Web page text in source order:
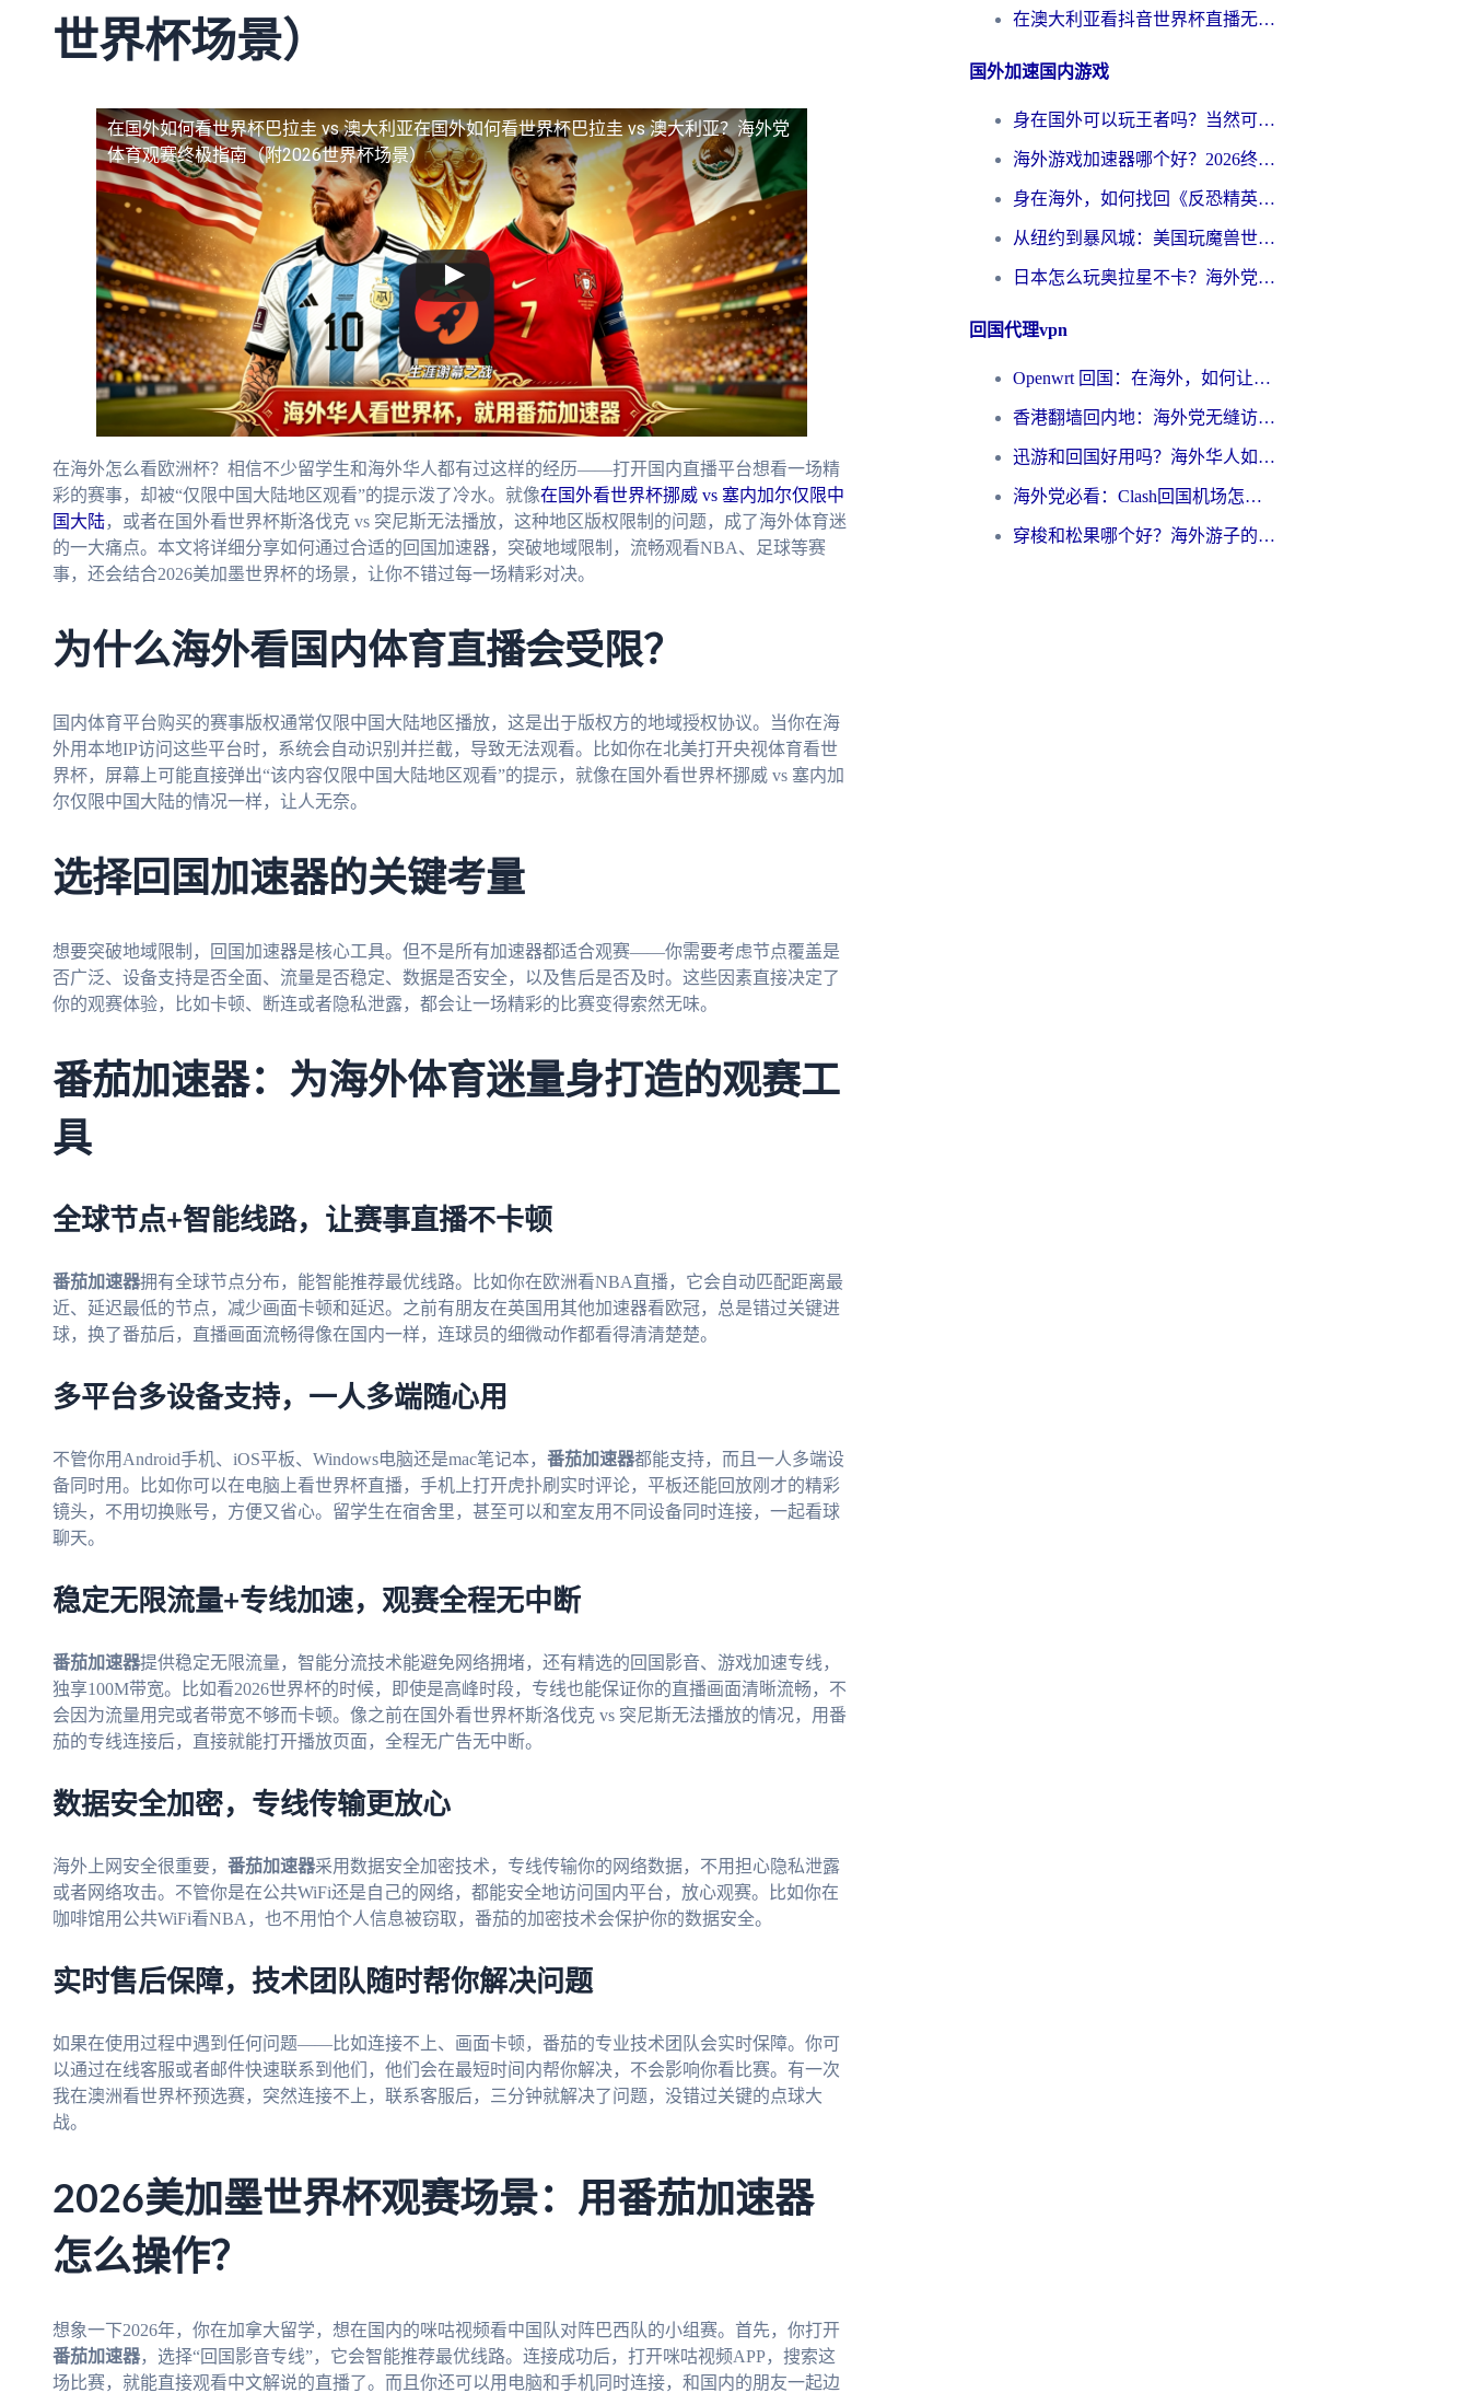
世界杯场景）
在国外如何看世界杯巴拉圭 vs 澳大利亚在国外如何看世界杯巴拉圭 vs 澳大利亚？海外党
体育观赛终极指南（附2026世界杯场景）
在海外怎么看欧洲杯？相信不少留学生和海外华人都有过这样的经历——打开国内直播平台想看一场精
彩的赛事，却被“仅限中国大陆地区观看”的提示泼了冷水。就像在国外看世界杯挪威 vs 塞内加尔仅限中
国大陆，或者在国外看世界杯斯洛伐克 vs 突尼斯无法播放，这种地区版权限制的问题，成了海外体育迷
的一大痛点。本文将详细分享如何通过合适的回国加速器，突破地域限制，流畅观看NBA、足球等赛
事，还会结合2026美加墨世界杯的场景，让你不错过每一场精彩对决。
为什么海外看国内体育直播会受限？
国内体育平台购买的赛事版权通常仅限中国大陆地区播放，这是出于版权方的地域授权协议。当你在海
外用本地IP访问这些平台时，系统会自动识别并拦截，导致无法观看。比如你在北美打开央视体育看世
界杯，屏幕上可能直接弹出“该内容仅限中国大陆地区观看”的提示，就像在国外看世界杯挪威 vs 塞内加
尔仅限中国大陆的情况一样，让人无奈。
选择回国加速器的关键考量
想要突破地域限制，回国加速器是核心工具。但不是所有加速器都适合观赛——你需要考虑节点覆盖是
否广泛、设备支持是否全面、流量是否稳定、数据是否安全，以及售后是否及时。这些因素直接决定了
你的观赛体验，比如卡顿、断连或者隐私泄露，都会让一场精彩的比赛变得索然无味。
番茄加速器：为海外体育迷量身打造的观赛工
具
全球节点+智能线路，让赛事直播不卡顿
番茄加速器拥有全球节点分布，能智能推荐最优线路。比如你在欧洲看NBA直播，它会自动匹配距离最
近、延迟最低的节点，减少画面卡顿和延迟。之前有朋友在英国用其他加速器看欧冠，总是错过关键进
球，换了番茄后，直播画面流畅得像在国内一样，连球员的细微动作都看得清清楚楚。
多平台多设备支持，一人多端随心用
不管你用Android手机、iOS平板、Windows电脑还是mac笔记本， 番茄加速器都能支持，而且一人多端设
备同时用。比如你可以在电脑上看世界杯直播，手机上打开虎扑刷实时评论，平板还能回放刚才的精彩
镜头，不用切换账号，方便又省心。留学生在宿舍里，甚至可以和室友用不同设备同时连接，一起看球
聊天。
稳定无限流量+专线加速，观赛全程无中断
番茄加速器提供稳定无限流量，智能分流技术能避免网络拥堵，还有精选的回国影音、游戏加速专线，
独享100M带宽。比如看2026世界杯的时候，即使是高峰时段，专线也能保证你的直播画面清晰流畅，不
会因为流量用完或者带宽不够而卡顿。像之前在国外看世界杯斯洛伐克 vs 突尼斯无法播放的情况，用番
茄的专线连接后，直接就能打开播放页面，全程无广告无中断。
数据安全加密，专线传输更放心
海外上网安全很重要， 番茄加速器采用数据安全加密技术，专线传输你的网络数据，不用担心隐私泄露
或者网络攻击。不管你是在公共WiFi还是自己的网络，都能安全地访问国内平台，放心观赛。比如你在
咖啡馆用公共WiFi看NBA，也不用怕个人信息被窃取，番茄的加密技术会保护你的数据安全。
实时售后保障，技术团队随时帮你解决问题
如果在使用过程中遇到任何问题——比如连接不上、画面卡顿，番茄的专业技术团队会实时保障。你可
以通过在线客服或者邮件快速联系到他们，他们会在最短时间内帮你解决，不会影响你看比赛。有一次
我在澳洲看世界杯预选赛，突然连接不上，联系客服后，三分钟就解决了问题，没错过关键的点球大
战。
2026美加墨世界杯观赛场景：用番茄加速器
怎么操作？
想象一下2026年，你在加拿大留学，想在国内的咪咕视频看中国队对阵巴西队的小组赛。首先，你打开
番茄加速器，选择“回国影音专线”，它会智能推荐最优线路。连接成功后，打开咪咕视频APP，搜索这
场比赛，就能直接观看中文解说的直播了。而且你还可以用电脑和手机同时连接，和国内的朋友一起边
在澳大利亚看抖音世界杯直播无法播放？海外党体育观赛终极指南来了！
国外加速国内游戏
身在国外可以玩王者吗？当然可以，但你需要这份“加速”指南
海外游戏加速器哪个好？2026终极指南帮你畅玩国服+解决卡顿难题
身在海外，如何找回《反恐精英：全球攻势》国服的丝滑手感？一份给你的终极指南
从纽约到暴风城：美国玩魔兽世界，如何找到你的最佳网络航线
日本怎么玩奥拉星不卡？海外党国服游戏加速器选择全攻略
回国代理vpn
Openwrt 回国：在海外，如何让家的网络触手可及
香港翻墙回内地：海外党无缝访问国内资源的加速器选择全攻略
迅游和回国好用吗？海外华人如何选择靠谱的回国加速器
海外党必看：Clash回国机场怎么选？一篇搞定无缝访问国内资源的全攻略
穿梭和松果哪个好？海外游子的数字归乡路，到底该怎么选